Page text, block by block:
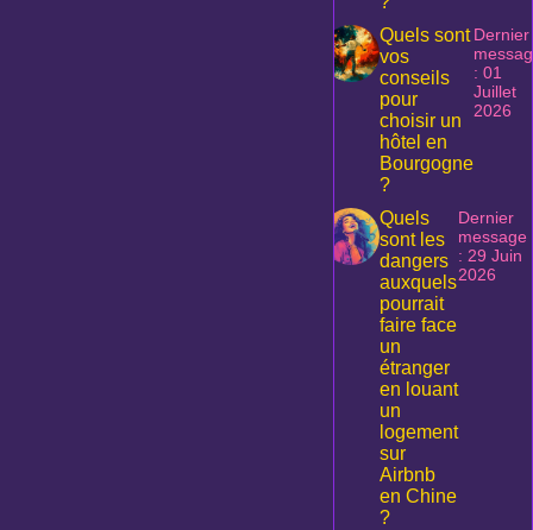
Quels sont
vos
conseils
pour
choisir un
hôtel en
Bourgogne
?
Dernier
: 01
Juillet
2026
Quels
sont les
dangers
auxquels
pourrait
faire face
un
étranger
en louant
un
logement
sur
Airbnb
en Chine
?
Dernier
message
: 29 Juin
2026